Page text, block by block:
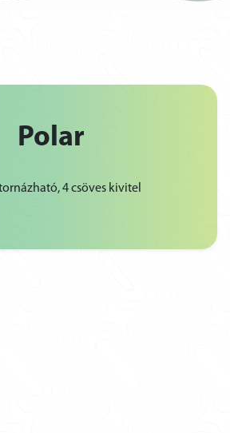
Polar
4 csöves kivitel